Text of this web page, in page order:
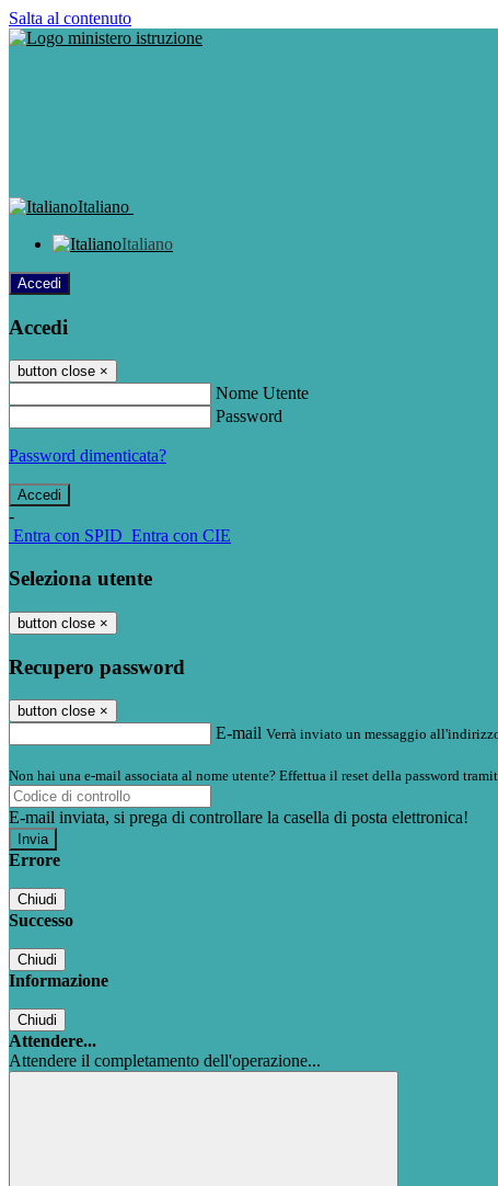
Salta al contenuto
Italiano
Italiano
Accedi
Accedi
button close ×
Nome Utente
Password
Password dimenticata?
-
Entra con SPID Entra con CIE
Seleziona utente
button close ×
Recupero password
button close ×
E-mail Verrà inviato un messaggio
Non hai una e-mail associata al nome utente? Effettua il reset della password
E-mail inviata, si prega di controllare la casella di posta elettronica!
Errore
Chiudi
Successo
Chiudi
Informazione
Chiudi
Attendere...
Attendere il completamento dell'operazione...